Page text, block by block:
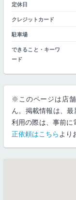
定休日
クレジットカード
駐車場
できること・キーワ
ード
※このページは店
ん。掲載情報は、
利用の際は、事前
正依頼はこちら より